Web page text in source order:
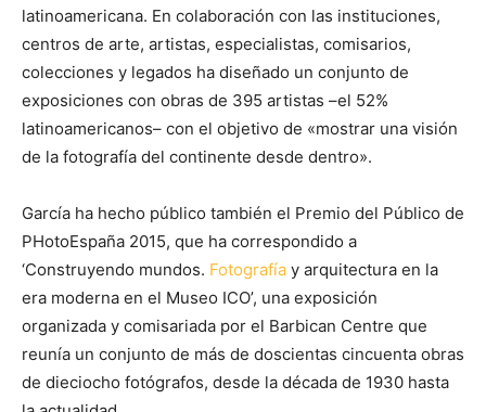
latinoamericana. En colaboración con las instituciones,
centros de arte, artistas, especialistas, comisarios,
colecciones y legados ha diseñado un conjunto de
exposiciones con obras de 395 artistas –el 52%
latinoamericanos– con el objetivo de «mostrar una visión
de la fotografía del continente desde dentro».
García ha hecho público también el Premio del Público de
PHotoEspaña 2015, que ha correspondido a
‘Construyendo mundos. Fotografía y arquitectura en la
era moderna en el Museo ICO’, una exposición
organizada y comisariada por el Barbican Centre que
reunía un conjunto de más de doscientas cincuenta obras
de dieciocho fotógrafos, desde la década de 1930 hasta